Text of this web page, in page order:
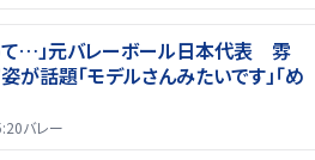
て…」元バレーボール日本代表 雰
が話題「モデルさんみたいです」「め
バレー